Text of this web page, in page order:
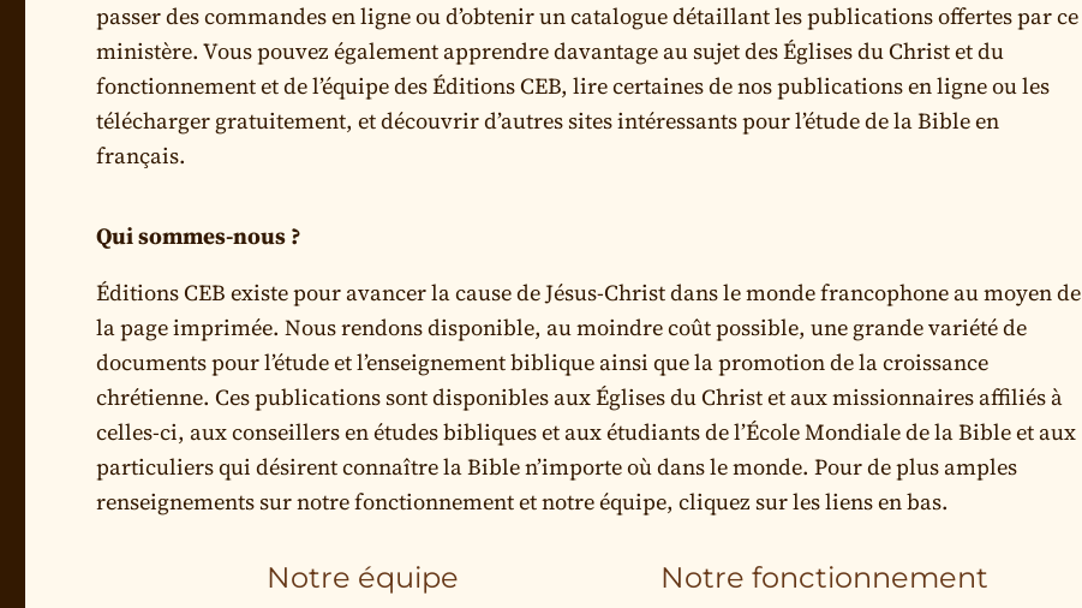
passer des commandes en ligne ou d’obtenir un catalogue détaillant les publications offertes par ce
ministère. Vous pouvez également apprendre davantage au sujet des Églises du Christ et du
fonctionnement et de l’équipe des Éditions CEB, lire certaines de nos publications en ligne ou les
télécharger gratuitement, et découvrir d’autres sites intéressants pour l’étude de la Bible en
français.
Qui sommes-nous ?
Éditions CEB existe pour avancer la cause de Jésus-Christ dans le monde francophone au moyen de
la page imprimée. Nous rendons disponible, au moindre coût possible, une grande variété de
documents pour l’étude et l’enseignement biblique ainsi que la promotion de la croissance
chrétienne. Ces publications sont disponibles aux Églises du Christ et aux missionnaires affiliés à
celles-ci, aux conseillers en études bibliques et aux étudiants de l’École Mondiale de la Bible et aux
particuliers qui désirent connaître la Bible n’importe où dans le monde. Pour de plus amples
renseignements sur notre fonctionnement et notre équipe, cliquez sur les liens en bas.
Notre équipe Notre fonctionnement